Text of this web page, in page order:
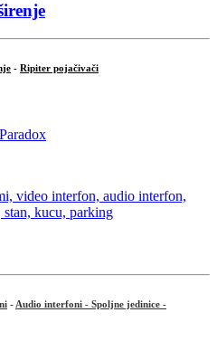
- Ripiter pojačivači
- Audio interfoni - Spoljne jedinice -